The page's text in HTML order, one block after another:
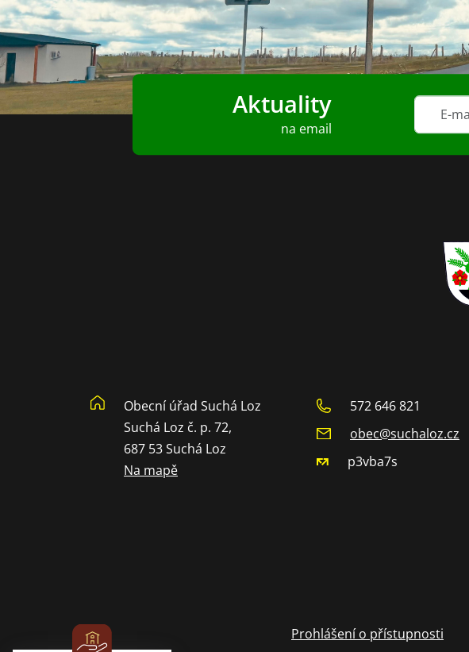
Aktuality
na email
Obecní úřad Suchá Loz
Suchá Loz č. p. 72,
687 53 Suchá Loz
Na mapě
572 646 821
obec@suchaloz.cz
p3vba7s
Prohlášení o přístupnosti